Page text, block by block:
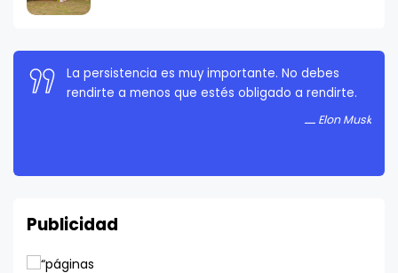
La persistencia es muy importante. No debes
rendirte a menos que estés obligado a rendirte.
Elon Musk
Publicidad